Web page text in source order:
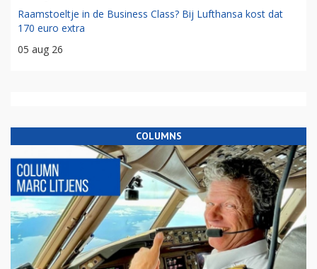
Raamstoeltje in de Business Class? Bij Lufthansa kost dat
170 euro extra
05 aug 26
COLUMNS